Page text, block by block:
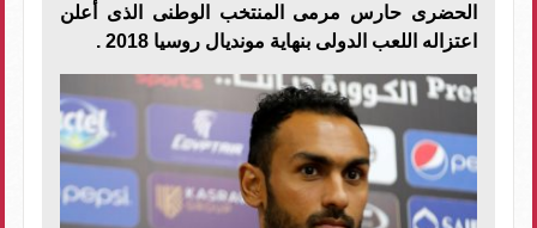
الحضرى حارس مرمى المنتخب الوطنى الذى أعلن
اعتزاله اللعب الدولى بنهاية مونديال روسيا 2018 .